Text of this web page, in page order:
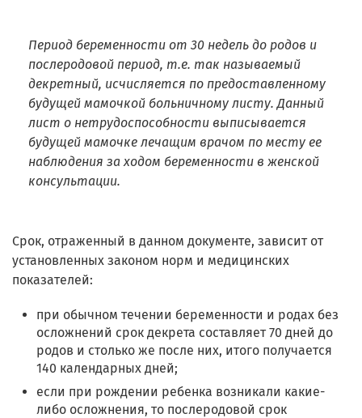
Период беременности от 30 недель до родов и
послеродовой период, т.е. так называемый
декретный, исчисляется по предоставленному
будущей мамочкой больничному листу. Данный
лист о нетрудоспособности выписывается
будущей мамочке лечащим врачом по месту ее
наблюдения за ходом беременности в женской
консультации.
Срок, отраженный в данном документе, зависит от
установленных законом норм и медицинских
показателей:
при обычном течении беременности и родах без
осложнений срок декрета составляет 70 дней до
родов и столько же после них, итого получается
140 календарных дней;
если при рождении ребенка возникали какие-
либо осложнения, то послеродовой срок